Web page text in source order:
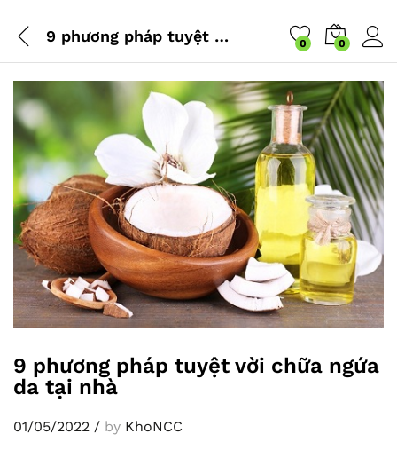
9 phương pháp tuyệt vời chữa ngứa da tại nhà 0 0
9 phương pháp tuyệt vời chữa ngứa
da tại nhà
01/05/2022 / by KhoNCC